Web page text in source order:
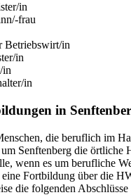
in
frau
Betriebswirt/in
in
in
in
in
die beruflich im
Senftenberg die örtliche
wenn es um berufliche
Fortbildung über die
die folgenden